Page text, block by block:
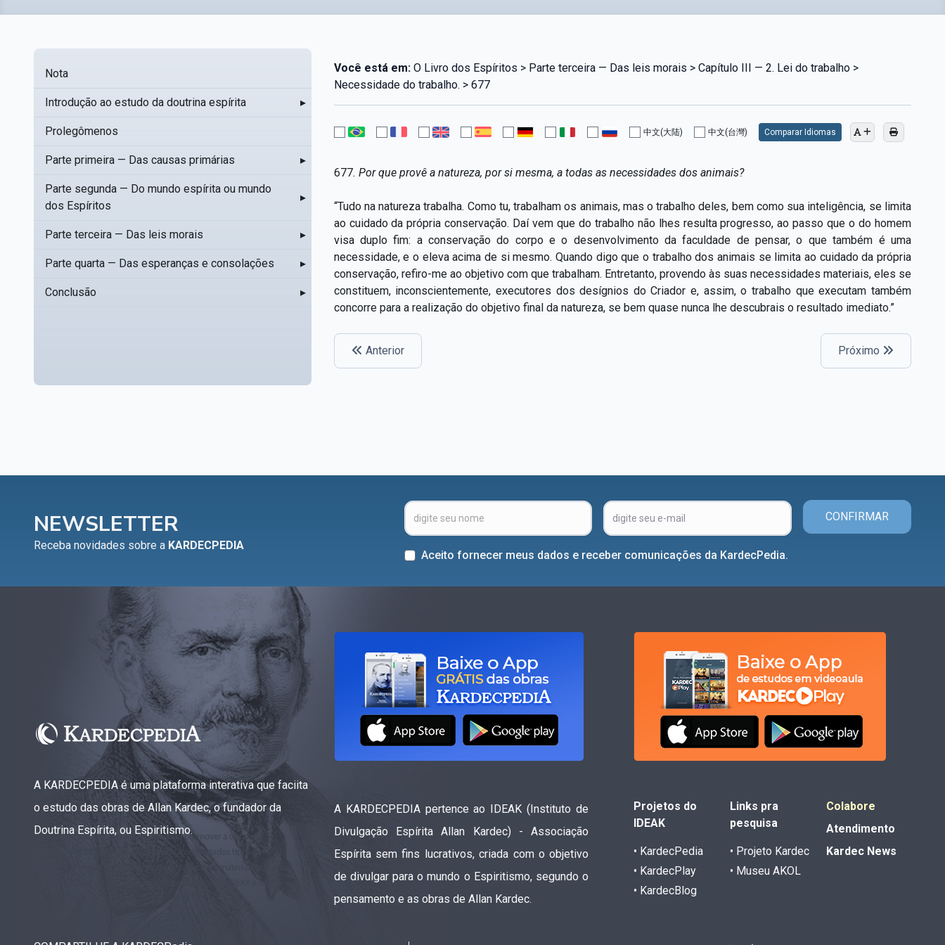
Nota
Introdução ao estudo da doutrina espírita ▸
Prolegômenos
Parte primeira — Das causas primárias ▸
Parte segunda — Do mundo espírita ou mundo
dos Espíritos
▸
Parte terceira — Das leis morais ▸
Parte quarta — Das esperanças e consolações ▸
Conclusão ▸
Você está em:O Livro dos Espíritos > Parte terceira — Das leis morais > Capítulo III — 2. Lei do trabalho >
Necessidade do trabalho. > 677
中文(大陆) 中文(台灣) Comparar Idiomas
677. Por que provê a natureza, por si mesma, a todas as necessidades dos animais?
“Tudo na natureza trabalha. Como tu, trabalham os animais, mas o trabalho deles, bem como sua inteligência, se limita
ao cuidado da própria conservação. Daí vem que do trabalho não lhes resulta progresso, ao passo que o do homem
visa duplo fim: a conservação do corpo e o desenvolvimento da faculdade de pensar, o que também é uma
necessidade, e o eleva acima de si mesmo. Quando digo que o trabalho dos animais se limita ao cuidado da própria
conservação, refiro-me ao objetivo com que trabalham. Entretanto, provendo às suas necessidades materiais, eles se
constituem, inconscientemente, executores dos desígnios do Criador e, assim, o trabalho que executam também
concorre para a realização do objetivo final da natureza, se bem quase nunca lhe descubrais o resultado imediato.”
Anterior Próximo
NEWSLETTER
Receba novidades sobre a KARDECPEDIA
CONFIRMAR
Aceito fornecer meus dados e receber comunicações da KardecPedia.
A KARDECPEDIA é uma plataforma interativa que faciita
o estudo das obras de Allan Kardec, o fundador da
Doutrina Espírita, ou Espiritismo.
A KARDECPEDIA pertence ao IDEAK (Instituto de
Divulgação Espírita Allan Kardec) - Associação
Espírita sem fins lucrativos, criada com o objetivo
de divulgar para o mundo o Espiritismo, segundo o
pensamento e as obras de Allan Kardec.
Projetos do
IDEAK
• KardecPedia
• KardecPlay
• KardecBlog
Links pra
pesquisa
• Projeto Kardec
• Museu AKOL
Colabore
Atendimento
Kardec News